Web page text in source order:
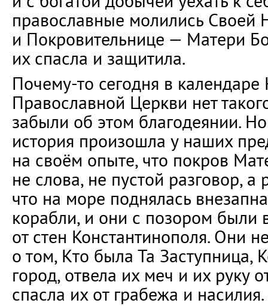
православные молились Своей
и Покровительнице — Матери
их спасла и защитила.
Почему-то сегодня в календаре
Православной Церкви нет
забыли об этом благодеянии.
история произошла у наших
на своём опыте, что покров
не слова, не пустой разговор, а
что на море поднялась
корабли, и они с позором были
от стен Константинополя. Они
о том, Кто была Та Заступница,
город, отвела их меч и их руку
спасла их от грабежа и насилия.